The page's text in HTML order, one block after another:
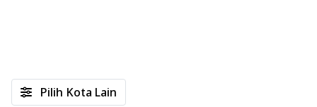
Pilih Kota Lain